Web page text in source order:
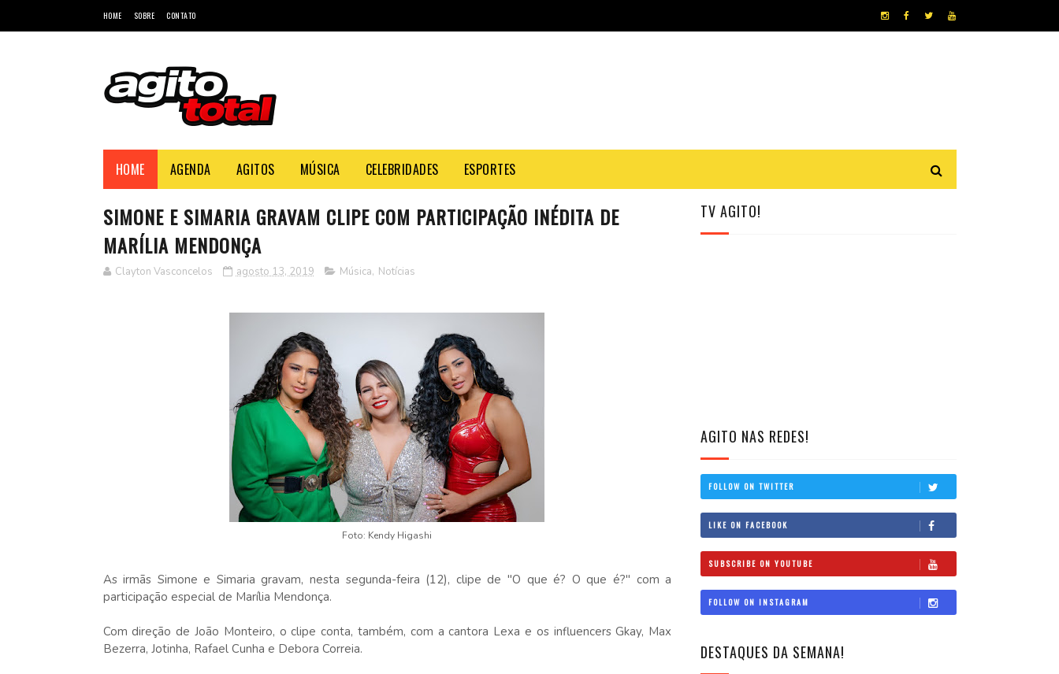
HOME SOBRE CONTATO
HOME AGENDA AGITOS MÚSICA CELEBRIDADES ESPORTES
SIMONE E SIMARIA GRAVAM CLIPE COM PARTICIPAÇÃO INÉDITA DE
MARÍLIA MENDONÇA
Clayton Vasconcelos agosto 13, 2019 Música, Notícias
Foto: Kendy Higashi
As irmãs Simone e Simaria gravam, nesta segunda-feira (12), clipe de "O que é? O que é?" com a
participação especial de Marília Mendonça.
Com direção de João Monteiro, o clipe conta, também, com a cantora Lexa e os influencers Gkay, Max
Bezerra, Jotinha, Rafael Cunha e Debora Correia.
TV AGITO!
AGITO NAS REDES!
FOLLOW ON TWITTER
LIKE ON FACEBOOK
SUBSCRIBE ON YOUTUBE
FOLLOW ON INSTAGRAM
DESTAQUES DA SEMANA!